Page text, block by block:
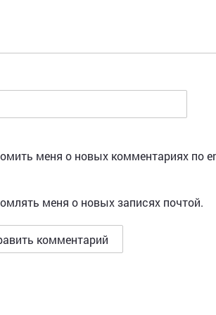
меня о новых комментариях по
меня о новых записях почтой.